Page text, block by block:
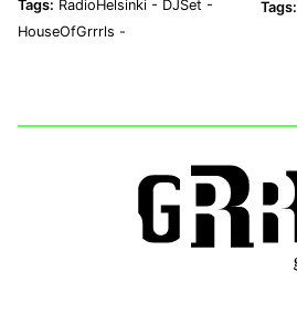
Tags: RadioHelsinki - DJSet -
HouseOfGrrrls -
Tags: